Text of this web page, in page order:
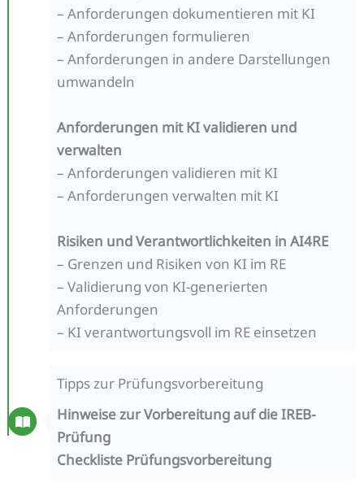
– Anforderungen dokumentieren mit KI
– Anforderungen formulieren
– Anforderungen in andere Darstellungen
umwandeln
Anforderungen mit KI validieren und
verwalten
– Anforderungen validieren mit KI
– Anforderungen verwalten mit KI
Risiken und Verantwortlichkeiten in AI4RE
– Grenzen und Risiken von KI im RE
– Validierung von KI-generierten
Anforderungen
– KI verantwortungsvoll im RE einsetzen
Tipps zur Prüfungsvorbereitung
Hinweise zur Vorbereitung auf die IREB-
Prüfung
Checkliste Prüfungsvorbereitung